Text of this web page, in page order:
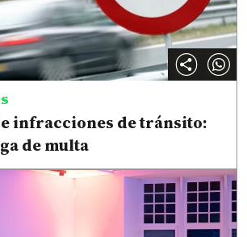
infracciones de tránsito:
de multa